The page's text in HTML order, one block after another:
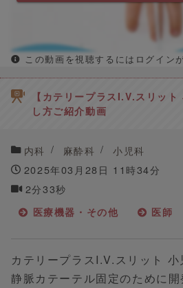
この動画を視聴するにはログイン
【カテリープラスI.V.スリッ
し方ご紹介動画
内科 麻酔科
小児科
2025年03月28日 11時34分
2分33秒
医療機器・その他 医師
カテリープラスI.V.スリット
静脈カテーテル固定のために開